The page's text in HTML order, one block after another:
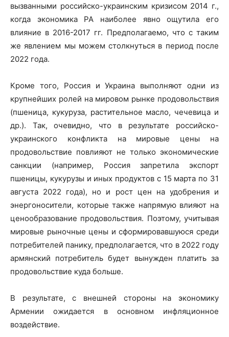
вызванными российско-украинским кризисом 2014 г.,
когда экономика РА наиболее явно ощутила его
влияние в 2016-2017 гг. Предполагаемо, что с таким
же явлением мы можем столкнуться в период после
2022 года.
Кроме того, Россия и Украина выполняют одни из
крупнейших ролей на мировом рынке продовольствия
(пшеница, кукуруза, растительное масло, чечевица и
др.). Так, очевидно, что в результате российско-
украинского конфликта на мировые цены на
продовольствие повлияют не только экономические
санкции (например, Россия запретила экспорт
пшеницы, кукурузы и иных продуктов с 15 марта по 31
августа 2022 года), но и рост цен на удобрения и
энергоносители, которые также напрямую влияют на
ценообразование продовольствия. Поэтому, учитывая
мировые рыночные цены и сформировавшуюся среди
потребителей панику, предполагается, что в 2022 году
армянский потребитель будет вынужден платить за
продовольствие куда больше.
В результате, с внешней стороны на экономику
Армении ожидается в основном инфляционное
воздействие.